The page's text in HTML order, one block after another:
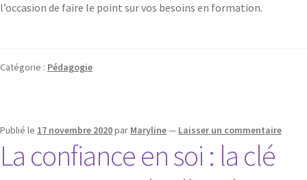
l’occasion de faire le point sur vos besoins en formation.
Catégorie : Pédagogie
Publié le 17 novembre 2020par Maryline— Laisser un commentaire
La confiance en soi : la clé